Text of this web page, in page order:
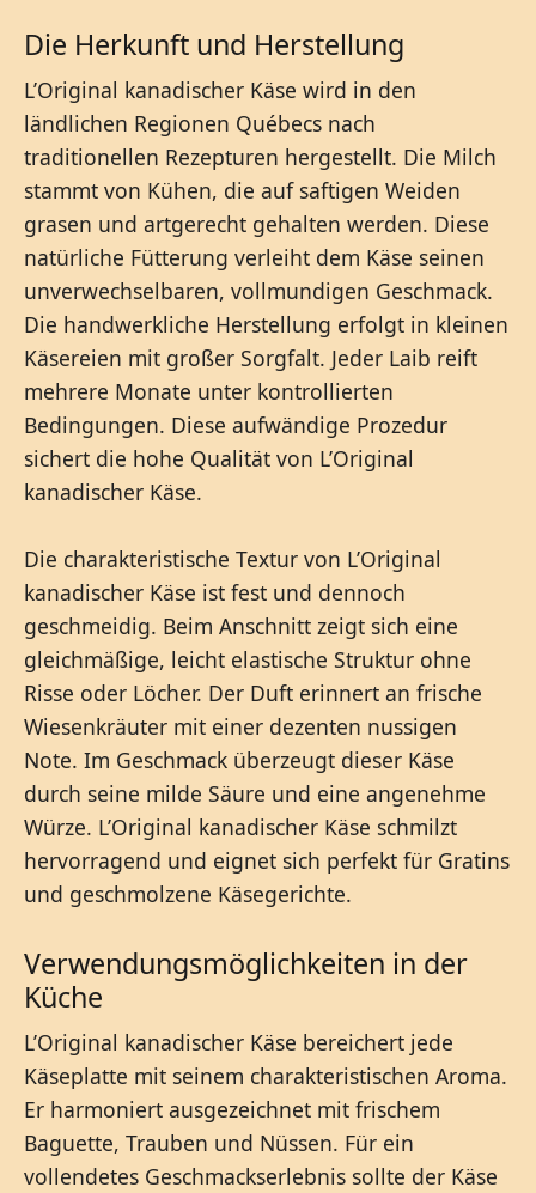
Die Herkunft und Herstellung
L’Original kanadischer Käse wird in den
ländlichen Regionen Québecs nach
traditionellen Rezepturen hergestellt. Die Milch
stammt von Kühen, die auf saftigen Weiden
grasen und artgerecht gehalten werden. Diese
natürliche Fütterung verleiht dem Käse seinen
unverwechselbaren, vollmundigen Geschmack.
Die handwerkliche Herstellung erfolgt in kleinen
Käsereien mit großer Sorgfalt. Jeder Laib reift
mehrere Monate unter kontrollierten
Bedingungen. Diese aufwändige Prozedur
sichert die hohe Qualität von L’Original
kanadischer Käse.
Die charakteristische Textur von L’Original
kanadischer Käse ist fest und dennoch
geschmeidig. Beim Anschnitt zeigt sich eine
gleichmäßige, leicht elastische Struktur ohne
Risse oder Löcher. Der Duft erinnert an frische
Wiesenkräuter mit einer dezenten nussigen
Note. Im Geschmack überzeugt dieser Käse
durch seine milde Säure und eine angenehme
Würze. L’Original kanadischer Käse schmilzt
hervorragend und eignet sich perfekt für Gratins
und geschmolzene Käsegerichte.
Verwendungsmöglichkeiten in der
Küche
L’Original kanadischer Käse bereichert jede
Käseplatte mit seinem charakteristischen Aroma.
Er harmoniert ausgezeichnet mit frischem
Baguette, Trauben und Nüssen. Für ein
vollendetes Geschmackserlebnis sollte der Käse